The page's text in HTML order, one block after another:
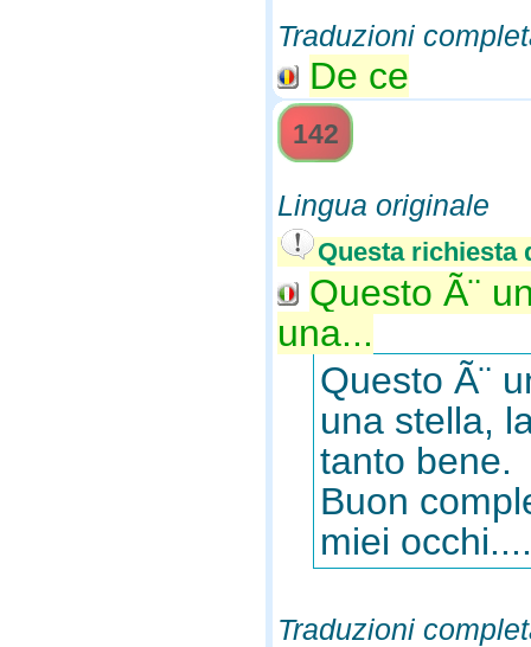
Traduzioni
De ce
142
Lingua originale
Questa richiesta
Questo Ã¨
una...
Questo Ã¨
una stella,
tanto bene.
Buon
miei occhi....
Traduzioni